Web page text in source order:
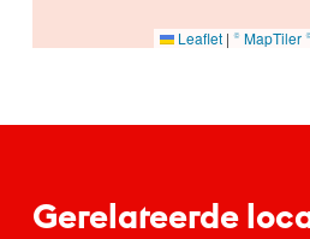
Leaflet | © MapTiler
Gerelateerde